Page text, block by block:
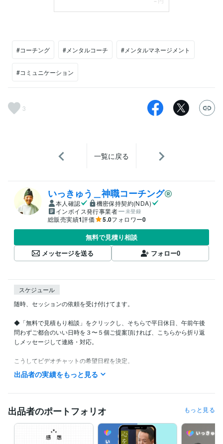
#コーチング #メンタルコーチ #メンタルマネージメント
#コミュニケーション
3
一覧に戻る
いっきゅう＿神職コーチング
本人確認
機密保持契約(NDA)
インボイス発行事業者
未登録
総販売実績1評価 5.0フォロワー0
無料で見積り相談
メッセージを送る
フォロー0
スケジュール
随時、セッションの依頼を受け付けてます。
◆「無料で見積もり相談」をクリックし、そちらで平日休日、午前午後
問わずご都合のいい日時を３〜５個ご提案頂ければ、こちらから折り返
しメッセージして連絡・対応。
こうしてビデオチャットの希望日程を決定。
◆日程が決まれば、指定の時間を購入。
経験職種
ライフスタイル・その他 / 講師・インストラクター 経験年数 : 20年
ライフスタイル・その他 / カウンセラー・コーチ 経験年数 : 5年
出品者の実績をもっと見る
出品者のポートフォリオ もっと見る